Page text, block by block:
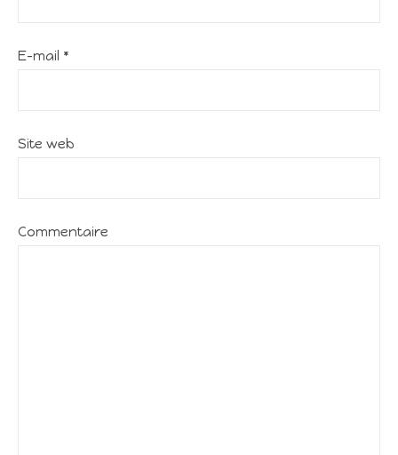
E-mail *
Site web
Commentaire